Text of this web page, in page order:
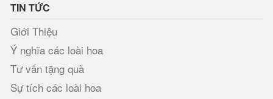
TIN TỨC
Giới Thiệu
Ý nghĩa các loài hoa
Tư vấn tặng quà
Sự tích các loài hoa